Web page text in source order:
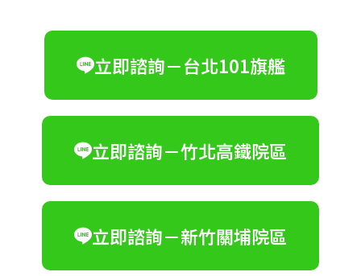
立即諮詢－台北101旗艦
立即諮詢－竹北高鐵院區
立即諮詢－新竹關埔院區